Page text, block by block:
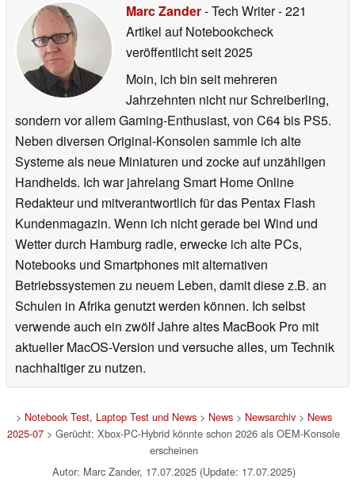
Marc Zander- Tech Writer- 221
Artikel auf Notebookcheck
veröffentlichtseit 2025
Moin, ich bin seit mehreren
Jahrzehnten nicht nur Schreiberling,
sondern vor allem Gaming-Enthusiast, von C64 bis PS5.
Neben diversen Original-Konsolen sammle ich alte
Systeme als neue Miniaturen und zocke auf unzähligen
Handhelds. Ich war jahrelang Smart Home Online
Redakteur und mitverantwortlich für das Pentax Flash
Kundenmagazin. Wenn ich nicht gerade bei Wind und
Wetter durch Hamburg radle, erwecke ich alte PCs,
Notebooks und Smartphones mit alternativen
Betriebssystemen zu neuem Leben, damit diese z.B. an
Schulen in Afrika genutzt werden können. Ich selbst
verwende auch ein zwölf Jahre altes MacBook Pro mit
aktueller MacOS-Version und versuche alles, um Technik
nachhaltiger zu nutzen.
> Notebook Test, Laptop Test und News> News> Newsarchiv> News
2025-07 > Gerücht: Xbox-PC-Hybrid könnte schon 2026 als OEM-Konsole
erscheinen
Autor: Marc Zander, 17.07.2025 (Update: 17.07.2025)